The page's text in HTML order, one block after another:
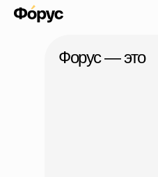
Форус — это